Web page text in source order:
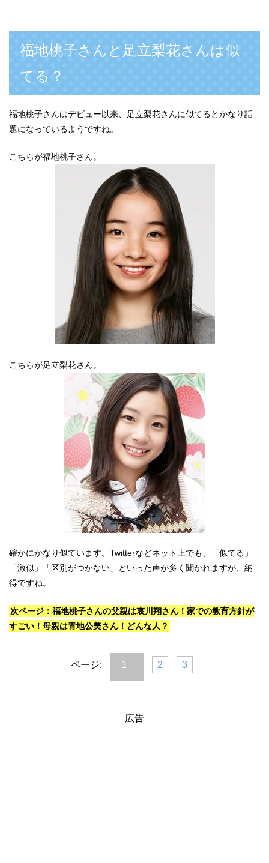
福地桃子さんと足立梨花さんは似
てる？
福地桃子さんはデビュー以来、足立梨花さんに似てるとかなり話
題になっているようですね。
こちらが福地桃子さん。
こちらが足立梨花さん。
確かにかなり似ています。Twitterなどネット上でも、「似てる」
「激似」「区別がつかない」といった声が多く聞かれますが、納
得ですね。
次ページ：福地桃子さんの父親は哀川翔さん！家での教育方針が
すごい！母親は青地公美さん！どんな人？
ページ: 1 2 3
広告